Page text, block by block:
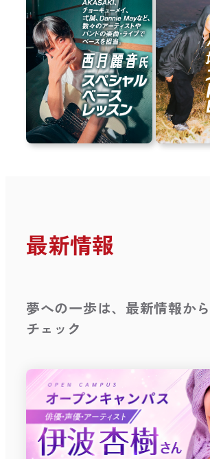
最新情報
夢への一歩は、最新情報か
チェック